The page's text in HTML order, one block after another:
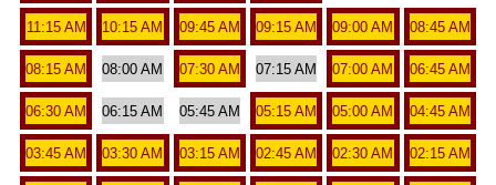
11:15 AM 10:15 AM 09:45 AM 09:15 AM 09:00 AM 08:45 AM
08:15 AM 08:00 AM 07:30 AM 07:15 AM 07:00 AM 06:45 AM
06:30 AM 06:15 AM 05:45 AM 05:15 AM 05:00 AM 04:45 AM
03:45 AM 03:30 AM 03:15 AM 02:45 AM 02:30 AM 02:15 AM